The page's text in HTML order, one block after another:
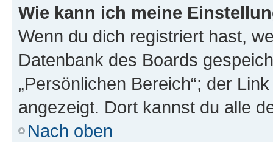
Wie kann ich meine
Wenn du dich registriert hast,
Datenbank des Boards
„Persönlichen Bereich“; der
angezeigt. Dort kannst du alle
Nach oben